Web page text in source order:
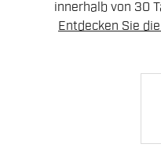
innerhalb von 30
Entdecken Sie